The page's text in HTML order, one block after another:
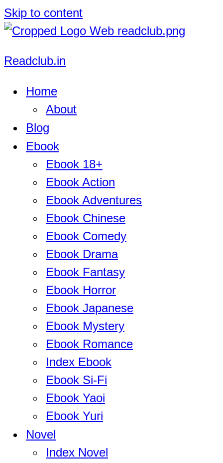
Skip to content
Readclub.in
Home
About
Blog
Ebook
Ebook 18+
Ebook Action
Ebook Adventures
Ebook Chinese
Ebook Comedy
Ebook Drama
Ebook Fantasy
Ebook Horror
Ebook Japanese
Ebook Mystery
Ebook Romance
Index Ebook
Ebook Si-Fi
Ebook Yaoi
Ebook Yuri
Novel
Index Novel